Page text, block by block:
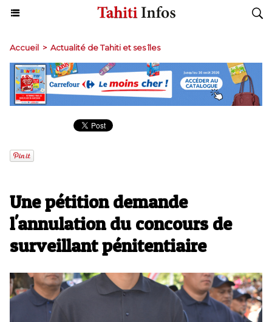
Accueil > Actualité de Tahiti et ses îles
Une pétition demande
l'annulation du concours de
surveillant pénitentiaire